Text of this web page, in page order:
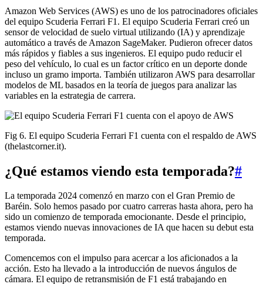
Amazon Web Services (AWS) es uno de los patrocinadores oficiales
del equipo Scuderia Ferrari F1. El equipo Scuderia Ferrari creó un
sensor de velocidad de suelo virtual utilizando (IA) y aprendizaje
automático a través de Amazon SageMaker. Pudieron ofrecer datos
más rápidos y fiables a sus ingenieros. El equipo pudo reducir el
peso del vehículo, lo cual es un factor crítico en un deporte donde
incluso un gramo importa. También utilizaron AWS para desarrollar
modelos de ML basados en la teoría de juegos para analizar las
variables en la estrategia de carrera.
Fig 6. El equipo Scuderia Ferrari F1 cuenta con el respaldo de AWS
(thelastcorner.it).
¿Qué estamos viendo esta temporada?#
La temporada 2024 comenzó en marzo con el Gran Premio de
Baréin. Solo hemos pasado por cuatro carreras hasta ahora, pero ha
sido un comienzo de temporada emocionante. Desde el principio,
estamos viendo nuevas innovaciones de IA que hacen su debut esta
temporada.
Comencemos con el impulso para acercar a los aficionados a la
acción. Esto ha llevado a la introducción de nuevos ángulos de
cámara. El equipo de retransmisión de F1 está trabajando en